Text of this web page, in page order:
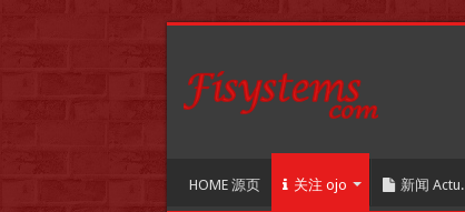
HOME 源页 关注 ojo 新闻 Actu.